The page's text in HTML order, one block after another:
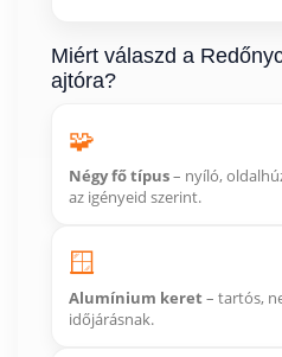
Miért válaszd a
ajtóra?
🧩
Négy fő típus– nyíló,
az igényeid szerint.
🪟
Alumínium keret – tartós,
időjárásnak.